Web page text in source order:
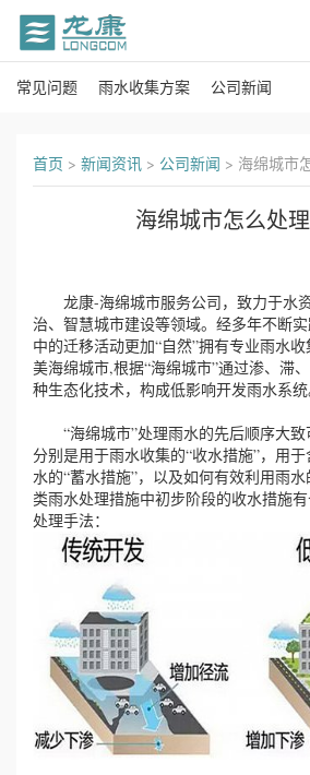
首
关
产
中
心
常见问题 雨水收集方案 公司新闻
首页 > 新闻资讯 > 公司新闻 > 海绵城市
海绵城市怎么处
龙康-海绵城市服务公司，致力于水
治、智慧城市建设等领域。经多年不断
中的迁移活动更加“自然”拥有专业雨水
美海绵城市,根据“海绵城市”通过渗、滞
种生态化技术，构成低影响开发雨水系统
“海绵城市”处理雨水的先后顺序大致
分别是用于雨水收集的“收水措施”，用
水的“蓄水措施”，以及如何有效利用雨
类雨水处理措施中初步阶段的收水措施
处理手法：